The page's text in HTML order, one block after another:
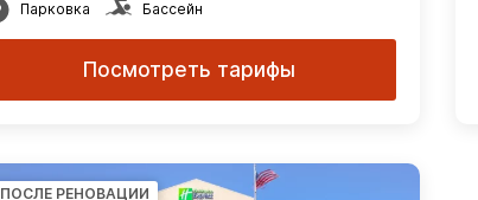
Парковка Бассейн
Посмотреть тарифы
ПОСЛЕ РЕНОВАЦИИ